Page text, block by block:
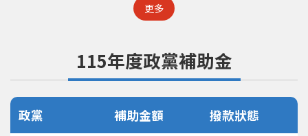
更多
115年度政黨補助金
政黨 補助金額 撥款狀態